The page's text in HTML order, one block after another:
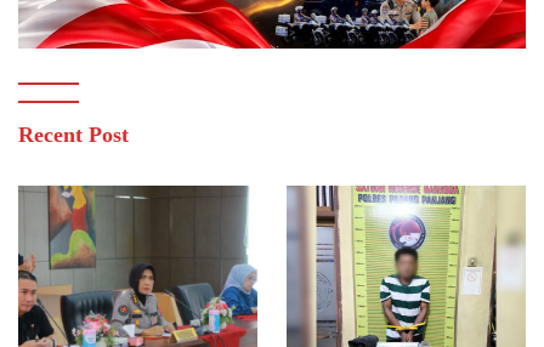
Recent Post